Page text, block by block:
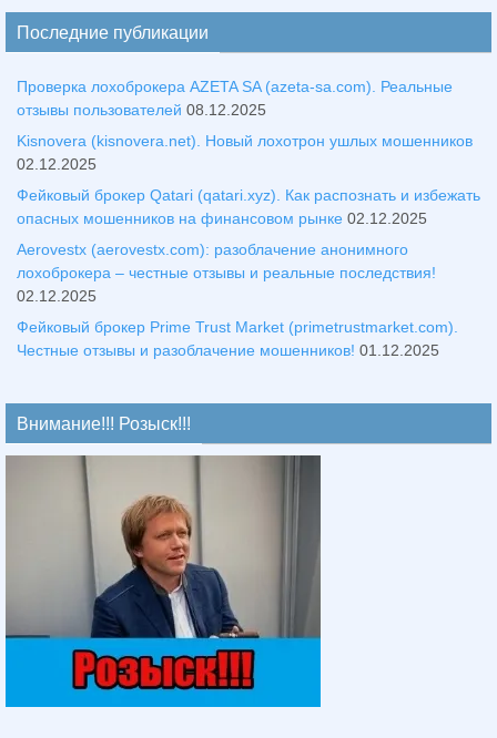
Последние публикации
Проверка лохоброкера AZETA SA (azeta-sa.com). Реальные
отзывы пользователей 08.12.2025
Kisnovera (kisnovera.net). Новый лохотрон ушлых мошенников
02.12.2025
Фейковый брокер Qatari (qatari.xyz). Как распознать и избежать
опасных мошенников на финансовом рынке 02.12.2025
Aerovestx (aerovestx.com): разоблачение анонимного
лохоброкера – честные отзывы и реальные последствия!
02.12.2025
Фейковый брокер Prime Trust Market (primetrustmarket.com).
Честные отзывы и разоблачение мошенников! 01.12.2025
Внимание!!! Розыск!!!